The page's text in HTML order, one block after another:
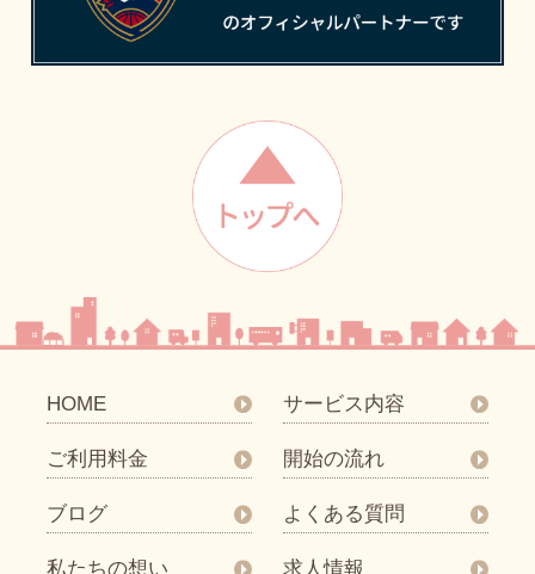
HOME サービス内容
ご利用料金 開始の流れ
ブログ よくある質問
私たちの想い 求人情報